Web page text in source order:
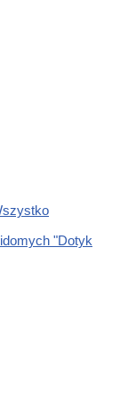
"Dotyk